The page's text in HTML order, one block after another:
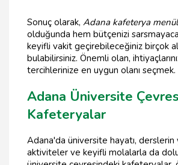
Sonuç olarak, Adana kafeterya
olduğunda hem bütçenizi
keyifli vakit geçirebileceğiniz birçok
bulabilirsiniz. Önemli olan,
tercihlerinize en uygun olanı seçmek.
Adana Üniversite
Kafeteryalar
Adana'da üniversite hayatı, derslerin
aktiviteler ve keyifli molalarla da